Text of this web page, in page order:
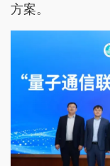
方案。